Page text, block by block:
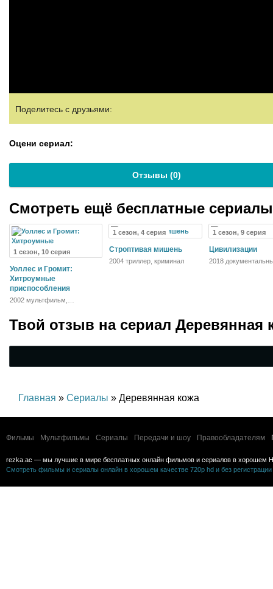
Поделитесь с друзьями:
Оцени сериал:
Отзывы (0)
Смотреть ещё бесплатные
1 сезон, 10 серия
Уоллес и Громит:
Хитроумные
приспособления
2002 мультфильм,
1 сезон, 4 серия
Строптивая мишень
2004 триллер, криминал
1 сезон, 9 серия
Цивилизации
2018
Твой отзыв на сериал Деревянная
Главная » Сериалы » Деревянная кожа
Фильмы Мультфильмы Сериалы Передачи и шоу Правообладателям
rezka.ac — мы лучшие в мире бесплатных онлайн фильмов и сериалов в хорошем
Смотреть фильмы и сериалы онлайн в хорошем качестве 720p hd и без